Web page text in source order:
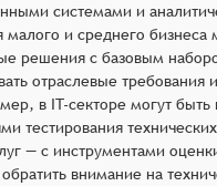
системами и
малого и среднего бизнеса
решения с базовым
отраслевые требования
в IT-секторе могут
тестирования
— с инструментами
внимание на